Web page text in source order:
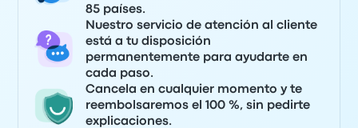
85 países.
Nuestro servicio de atención al cliente
está a tu disposición
permanentemente para ayudarte en
cada paso.
Cancela en cualquier momento y te
reembolsaremos el 100 %, sin pedirte
explicaciones.